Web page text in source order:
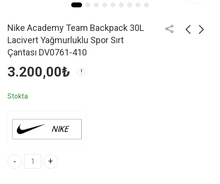
Nike Academy Team Backpack 30L
Lacivert Yağmurluklu Spor Sırt
Çantası DV0761-410
3.200,00₺
Stokta
Nike Academy Team Backpack 30L Lacivert Yağmurluklu Spor